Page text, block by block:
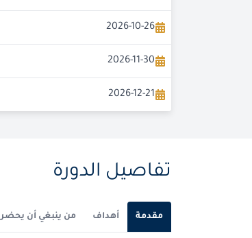
2026-10-26
2026-11-30
2026-12-21
تفاصيل الدورة
مقدمة أهداف من ينبغي أن يحضر